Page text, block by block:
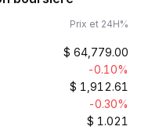
Prix et 24H%
$ 64,779.00
-0.10%
$ 1,912.61
-0.30%
$ 1.021